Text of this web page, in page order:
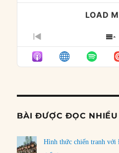
LOAD
PREVIOUS
EPISODE
BÀI ĐƯỢC ĐỌC NHIỀU
Hình thức chiến tranh với